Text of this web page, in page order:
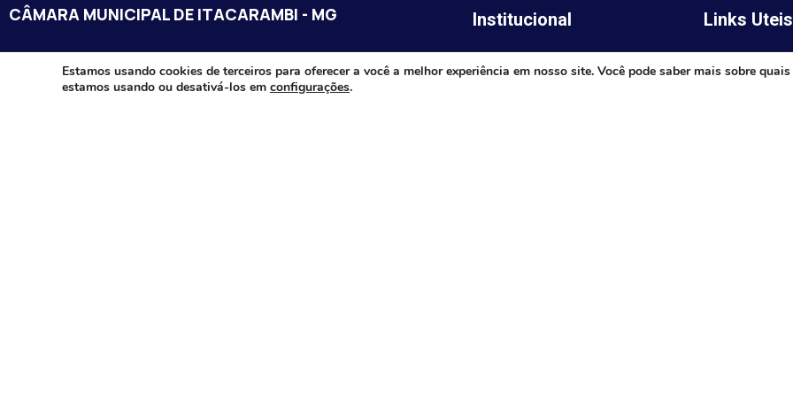
CÂMARA MUNICIPAL DE ITACARAMBI - MG
Endereço: Av. Juca Nascimento, n.º 240, Nossa Senhora de Fátima,
Itacarambi/MG – CEP: 39470-000
Institucional
Legislativo
Links Uteis
Prefeitura de
Estamos usando cookies de terceiros para oferecer a você a melhor experiência em nosso site. Você pode saber mais sobre
estamos usando ou desativá-los em configurações.